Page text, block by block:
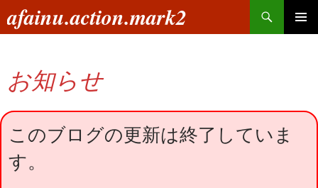
ン
へ
ス
キ
プ
afainu.action.mark2
索
お知らせ
このブログの更新は終了していま
す。